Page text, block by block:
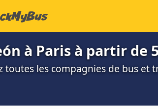
à Paris à partir de
toutes les compagnies de bus et